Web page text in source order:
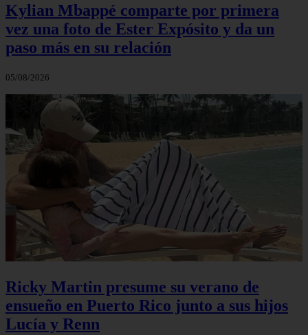
Kylian Mbappé comparte por primera
vez una foto de Ester Expósito y da un
paso más en su relación
05/08/2026
Ricky Martin presume su verano de
ensueño en Puerto Rico junto a sus hijos
Lucía y Renn